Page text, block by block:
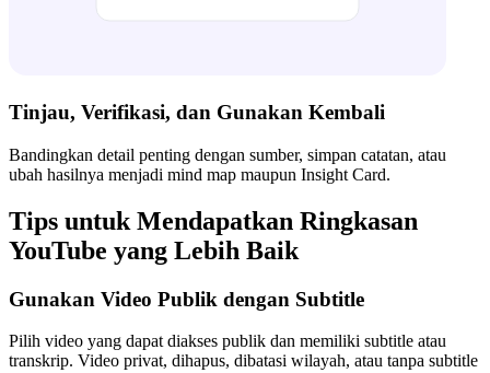
Tinjau, Verifikasi, dan Gunakan Kembali
Bandingkan detail penting dengan sumber, simpan catatan, atau
ubah hasilnya menjadi mind map maupun Insight Card.
Tips untuk Mendapatkan Ringkasan
YouTube yang Lebih Baik
Gunakan Video Publik dengan Subtitle
Pilih video yang dapat diakses publik dan memiliki subtitle atau
transkrip. Video privat, dihapus, dibatasi wilayah, atau tanpa subtitle